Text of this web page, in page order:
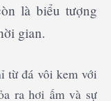
là biểu tượng
gian.
từ đá vôi kem với
ra hơi ấm và sự